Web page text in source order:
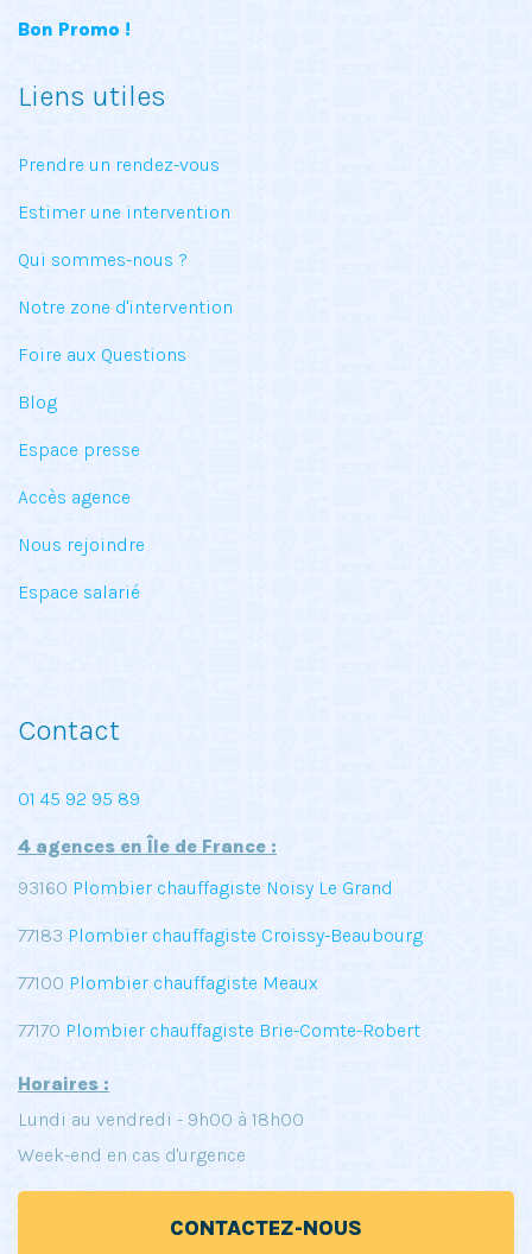
Bon Promo !
Liens utiles
Prendre un rendez-vous
Estimer une intervention
Qui sommes-nous ?
Notre zone d'intervention
Foire aux Questions
Blog
Espace presse
Accès agence
Nous rejoindre
Espace salarié
Contact
01 45 92 95 89
4 agences en Île de France :
93160 Plombier chauffagiste Noisy Le Grand
77183 Plombier chauffagiste Croissy-Beaubourg
77100 Plombier chauffagiste Meaux
77170 Plombier chauffagiste Brie-Comte-Robert
Horaires :
Lundi au vendredi - 9h00 à 18h00
Week-end en cas d'urgence
CONTACTEZ-NOUS